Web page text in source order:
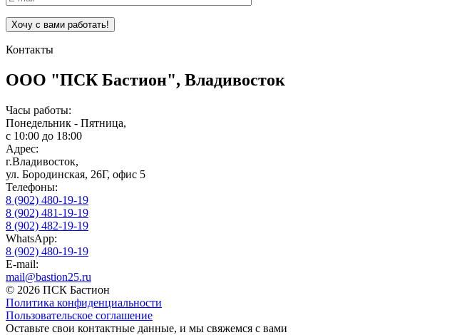
Контакты
ООО "ПСК Бастион", Владивосток
Часы работы:
Понедельник - Пятница,
с 10:00 до 18:00
Адрес:
г.Владивосток,
ул. Бородинская, 26Г, офис 5
Телефоны:
8 (902) 480-19-19
8 (902) 481-19-19
8 (902) 482-19-19
WhatsApp:
8 (902) 480-19-19
E-mail:
mail@bastion25.ru
© 2026 ПСК Бастион
Политика конфиденциальности
Пользовательское соглашение
Оставьте свои контактные данные, и мы свяжемся с вами